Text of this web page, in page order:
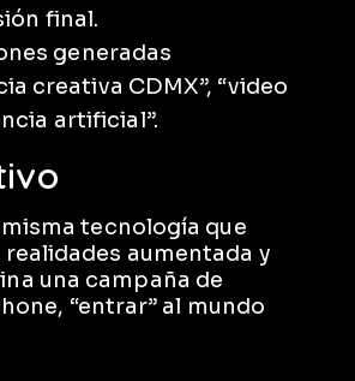
final.
generadas
creativa CDMX”, “video
artificial”.
misma tecnología que
aumentada y
una campaña de
“entrar” al mundo